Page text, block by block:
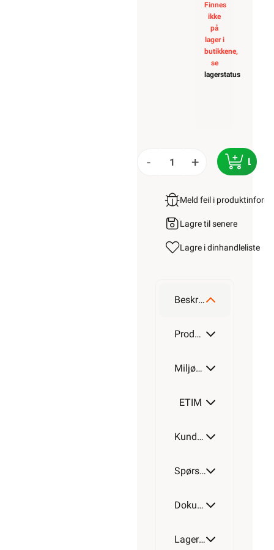
Finnes
ikke
på
lager i
butikkene,
se
lagerstatus
- +
Meld feil i
Lagre til senere
Lagre i dinhandleliste
Beskrivelse
Produktdetaljer
Miljøparametere
ETIM
Kundeomtale
Spørsmål og svar
Dokumentasjon
Lagerstatus